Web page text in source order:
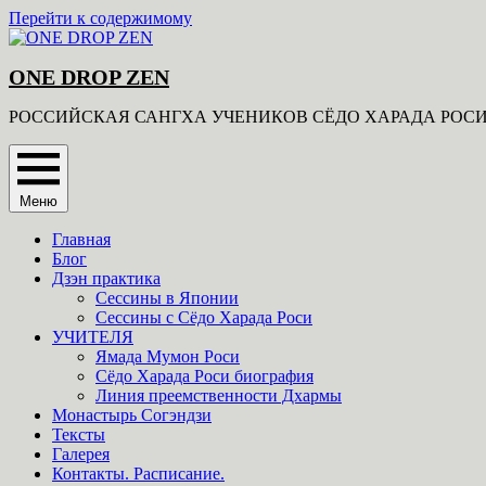
Перейти к содержимому
ONE DROP ZEN
РОССИЙСКАЯ САНГХА УЧЕНИКОВ СЁДО ХАРАДА
Меню
Главная
Блог
Дзэн практика
Сессины в Японии
Сессины с Сёдо Харада Роси
УЧИТЕЛЯ
Ямада Мумон Роси
Сёдо Харада Роси биография
Линия преемственности Дхармы
Монастырь Согэндзи
Тексты
Галерея
Контакты. Расписание.